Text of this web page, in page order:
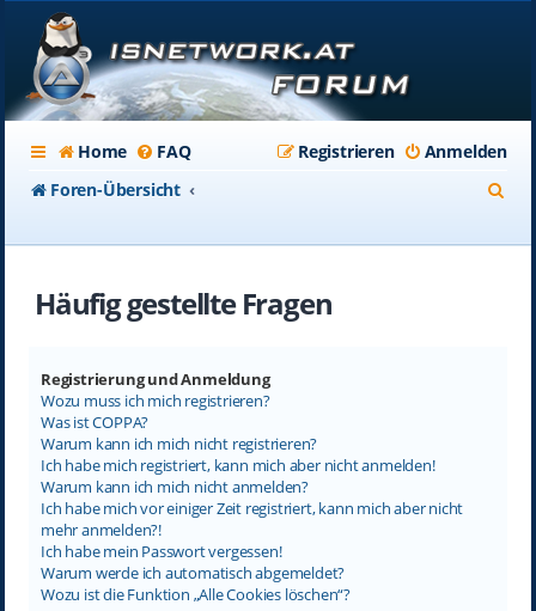
Home FAQ Anmelden
Registrieren
Foren-Übersicht
Häufig gestellte Fragen
Registrierung und Anmeldung
Wozu muss ich mich registrieren?
Was ist COPPA?
Warum kann ich mich nicht registrieren?
Ich habe mich registriert, kann mich aber nicht anmelden!
Warum kann ich mich nicht anmelden?
Ich habe mich vor einiger Zeit registriert, kann mich aber nicht
mehr anmelden?!
Ich habe mein Passwort vergessen!
Warum werde ich automatisch abgemeldet?
Wozu ist die Funktion „Alle Cookies löschen“?